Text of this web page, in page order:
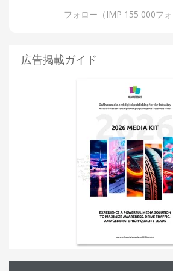
フォロー（IMP 155 000フォ
広告掲載ガイド